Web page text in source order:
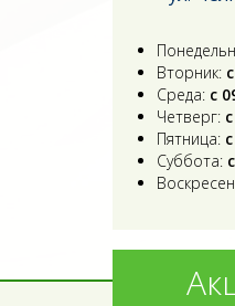
Вторник:
Среда: с
Четверг:
Пятница:
Суббота: